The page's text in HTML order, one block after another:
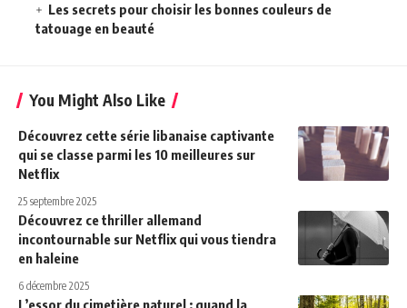
Les secrets pour choisir les bonnes couleurs de
tatouage en beauté
You Might Also Like
Découvrez cette série libanaise captivante
qui se classe parmi les 10 meilleures sur
Netflix
25 septembre 2025
Découvrez ce thriller allemand
incontournable sur Netflix qui vous tiendra
en haleine
6 décembre 2025
L’essor du cimetière naturel : quand la